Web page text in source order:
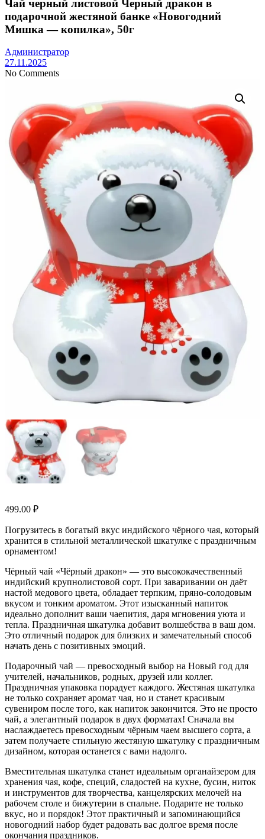
Чай черный листовой Черный дракон в
подарочной жестяной банке «Новогодний
Мишка — копилка», 50г
Администратор
27.11.2025
No Comments
499.00 ₽
Погрузитесь в богатый вкус индийского чёрного чая, который
хранится в стильной металлической шкатулке с праздничным
орнаментом!
Чёрный чай «Чёрный дракон» — это высококачественный
индийский крупнолистовой сорт. При заваривании он даёт
настой медового цвета, обладает терпким, пряно-солодовым
вкусом и тонким ароматом. Этот изысканный напиток
идеально дополнит ваши чаепития, даря мгновения уюта и
тепла. Праздничная шкатулка добавит волшебства в ваш дом.
Это отличный подарок для близких и замечательный способ
начать день с позитивных эмоций.
Подарочный чай — превосходный выбор на Новый год для
учителей, начальников, родных, друзей или коллег.
Праздничная упаковка порадует каждого. Жестяная шкатулка
не только сохраняет аромат чая, но и станет красивым
сувениром после того, как напиток закончится. Это не просто
чай, а элегантный подарок в двух форматах! Сначала вы
наслаждаетесь превосходным чёрным чаем высшего сорта, а
затем получаете стильную жестяную шкатулку с праздничным
дизайном, которая останется с вами надолго.
Вместительная шкатулка станет идеальным органайзером для
хранения чая, кофе, специй, сладостей на кухне, бусин, ниток
и инструментов для творчества, канцелярских мелочей на
рабочем столе и бижутерии в спальне. Подарите не только
вкус, но и порядок! Этот практичный и запоминающийся
новогодний набор будет радовать вас долгое время после
окончания праздников.